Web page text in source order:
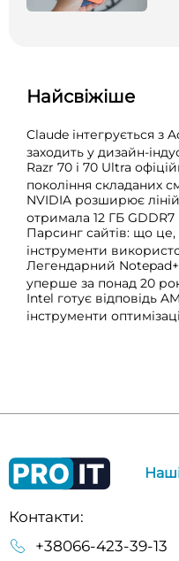
Найсвіжіше
Claude інтегрується з
заходить у дизайн-
Razr 70 і 70 Ultra
покоління складаних
NVIDIA розширює
отримала 12 ГБ GDDR7
Парсинг сайтів: що це,
інструменти
Легендарний
уперше за понад 20
Intel готує відповідь
інструменти
Контакти:
+38066-423-39-13